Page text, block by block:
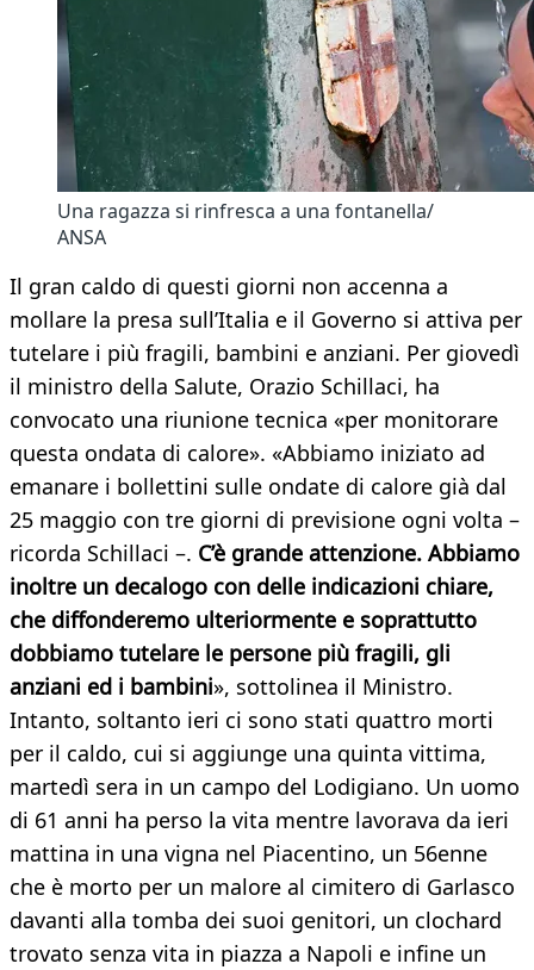
Una ragazza si rinfresca a una fontanella/
ANSA
Il gran caldo di questi giorni non accenna a
mollare la presa sull’Italia e il Governo si attiva per
tutelare i più fragili, bambini e anziani. Per giovedì
il ministro della Salute, Orazio Schillaci, ha
convocato una riunione tecnica «per monitorare
questa ondata di calore». «Abbiamo iniziato ad
emanare i bollettini sulle ondate di calore già dal
25 maggio con tre giorni di previsione ogni volta –
ricorda Schillaci –. C’è grande attenzione. Abbiamo
inoltre un decalogo con delle indicazioni chiare,
che diffonderemo ulteriormente e soprattutto
dobbiamo tutelare le persone più fragili, gli
anziani ed i bambini», sottolinea il Ministro.
Intanto, soltanto ieri ci sono stati quattro morti
per il caldo, cui si aggiunge una quinta vittima,
martedì sera in un campo del Lodigiano. Un uomo
di 61 anni ha perso la vita mentre lavorava da ieri
mattina in una vigna nel Piacentino, un 56enne
che è morto per un malore al cimitero di Garlasco
davanti alla tomba dei suoi genitori, un clochard
trovato senza vita in piazza a Napoli e infine un